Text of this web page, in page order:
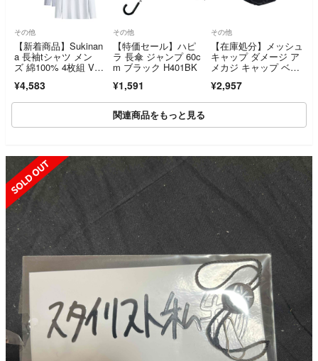
その他
【新着商品】Sukinan
a 長袖tシャツ メン
ズ 綿100% 4枚組 Vネ
¥4,583
その他
【特価セール】ハピ
ラ 長傘 ジャンプ 60c
m ブラック H401BK
¥1,591
その他
【在庫処分】メッシュ
キャップ ダメージ ア
メカジ キャップ ベー
¥2,957
関連商品をもっと見る
SOLD OUT